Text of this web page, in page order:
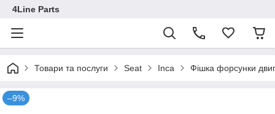
4Line Parts
Товари та послуги Seat Inca Фішка форсунки
–9%